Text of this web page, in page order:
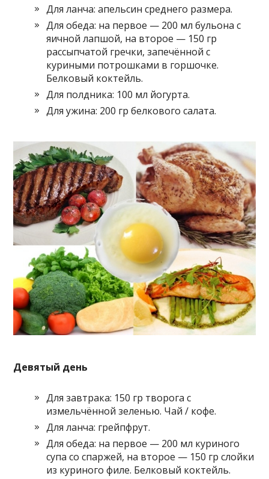
Для ланча: апельсин среднего размера.
Для обеда: на первое — 200 мл бульона с
яичной лапшой, на второе — 150 гр
рассыпчатой гречки, запечённой с
куриными потрошками в горшочке.
Белковый коктейль.
Для полдника: 100 мл йогурта.
Для ужина: 200 гр белкового салата.
Девятый день
Для завтрака: 150 гр творога с
измельчённой зеленью. Чай / кофе.
Для ланча: грейпфрут.
Для обеда: на первое — 200 мл куриного
супа со спаржей, на второе — 150 гр слойки
из куриного филе. Белковый коктейль.